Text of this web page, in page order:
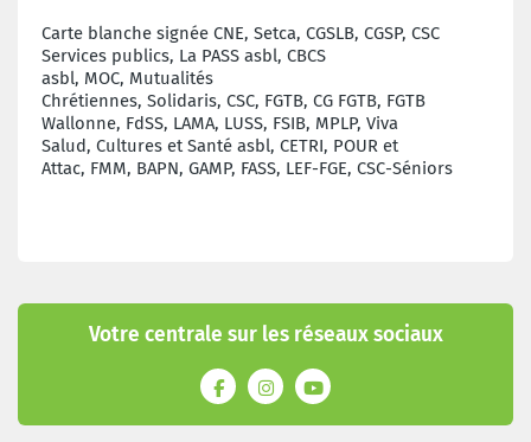
Carte blanche signée CNE, Setca, CGSLB, CGSP, CSC
Services publics, La PASS asbl, CBCS
asbl, MOC, Mutualités
Chrétiennes, Solidaris, CSC, FGTB, CG FGTB, FGTB
Wallonne, FdSS, LAMA, LUSS, FSIB, MPLP, Viva
Salud, Cultures et Santé asbl, CETRI, POUR et
Attac, FMM, BAPN, GAMP, FASS, LEF-FGE, CSC-Séniors
Votre centrale sur les réseaux sociaux